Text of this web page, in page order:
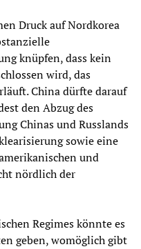
Druck auf Nordkorea
knüpfen, dass kein
wird, das
China dürfte darauf
den Abzug des
Chinas und Russlands
sowie eine
und
nördlich der
Regimes könnte es
geben, womöglich gibt